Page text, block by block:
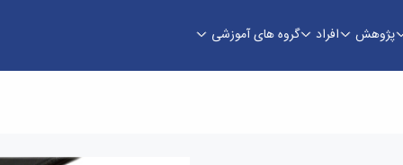
پژوهش افراد گروه های آموزشی